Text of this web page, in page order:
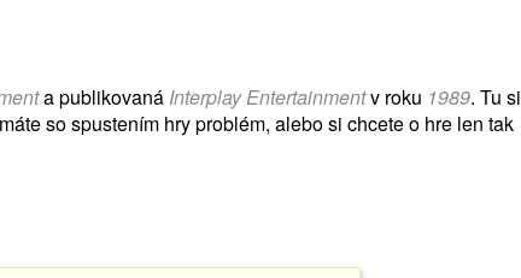
a publikovaná Interplay Entertainmentv roku 1989. Tu si
so spustením hry problém, alebo si chcete o hre len tak